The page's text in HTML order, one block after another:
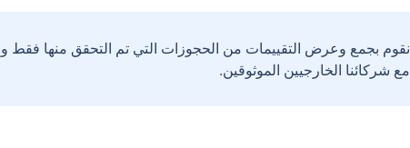
نقوم بجمع وعرض التقييمات من الحجوزات التي تم التحقق منها فقط